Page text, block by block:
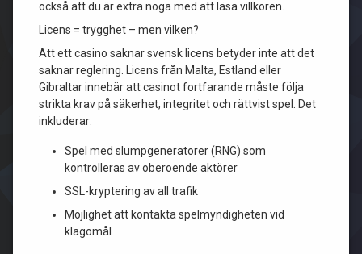
också att du är extra noga med att läsa villkoren.
Licens = trygghet – men vilken?
Att ett casino saknar svensk licens betyder inte att det
saknar reglering. Licens från Malta, Estland eller
Gibraltar innebär att casinot fortfarande måste följa
strikta krav på säkerhet, integritet och rättvist spel. Det
inkluderar:
Spel med slumpgeneratorer (RNG) som
kontrolleras av oberoende aktörer
SSL-kryptering av all trafik
Möjlighet att kontakta spelmyndigheten vid
klagomål